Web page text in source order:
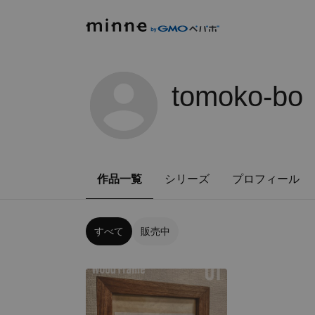
tomoko-bo
作品一覧 シリーズ プロフィール
すべて 販売中